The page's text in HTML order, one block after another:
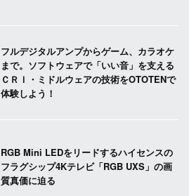
フルデジタルアンプからゲーム、カラオケ
まで。ソフトウェアで「いい音」を支える
ＣＲＩ・ミドルウェアの技術をOTOTENで
体験しよう！
RGB Mini LEDをリードするハイセンスの
フラグシップ4Kテレビ「RGB UXS」の画
質真価に迫る